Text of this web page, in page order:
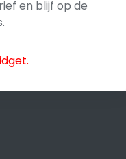
en blijf op de